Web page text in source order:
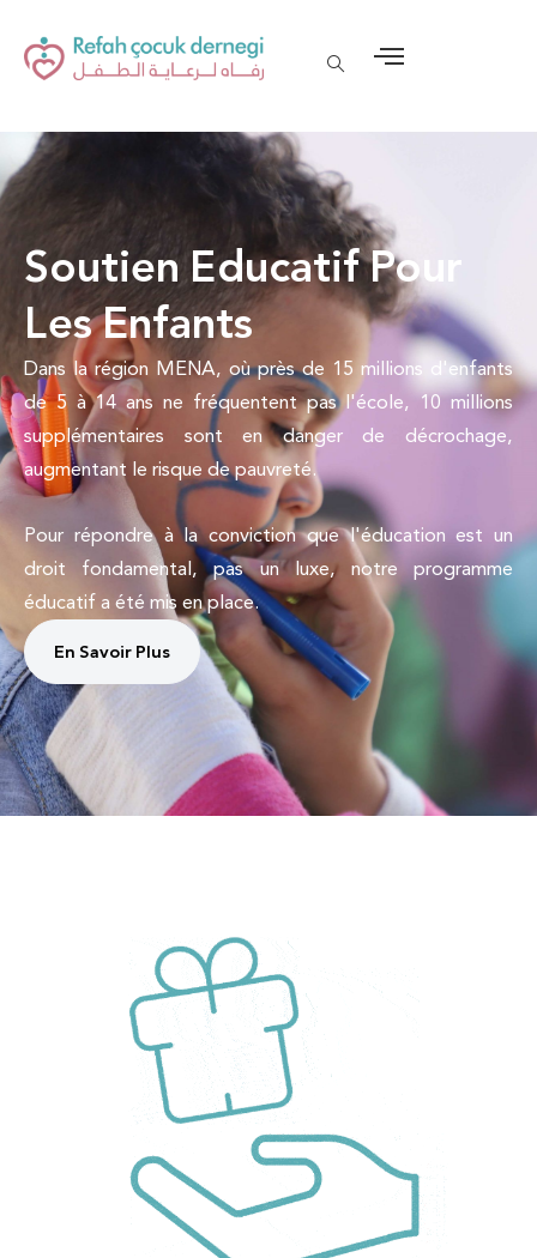
Soutien Educatif Pour
Les Enfants
Dans la région MENA, où près de 15 millions d'enfants
de 5 à 14 ans ne fréquentent pas l'école, 10 millions
supplémentaires sont en danger de décrochage,
augmentant le risque de pauvreté.
Pour répondre à la conviction que l'éducation est un
droit fondamental, pas un luxe, notre programme
éducatif a été mis en place.
En Savoir Plus